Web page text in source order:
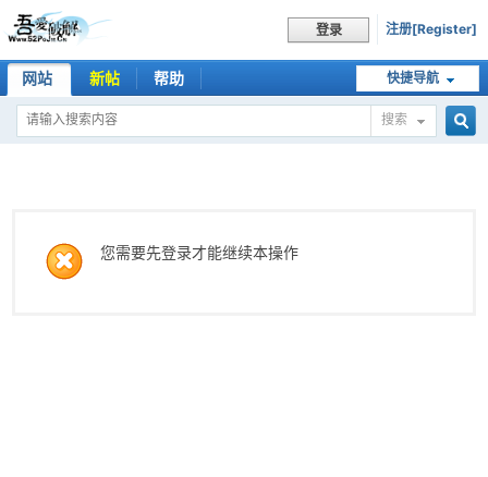
登录 注册[Register]
快捷导航
网站 新帖 帮助
搜索
您需要先登录才能继续本操作